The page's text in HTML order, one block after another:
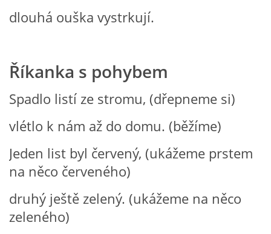
POHÁDKY NA SPOTIFY
© 2026 eStránky.cz
dlouhá ouška vystrkují.
Říkanka s pohybem
Spadlo listí ze stromu, (dřepneme si)
vlétlo k nám až do domu. (běžíme)
Jeden list byl červený, (ukážeme prstem
na něco červeného)
druhý ještě zelený. (ukážeme na něco
zeleného)